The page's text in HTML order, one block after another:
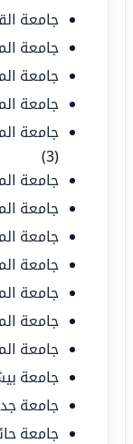
جامعة
جامعة
جامعة
جامعة
جامعة
(3)
جامعة
جامعة
جامعة
جامعة
جامعة
جامعة
جامعة
جامعة
جامعة
جامعة